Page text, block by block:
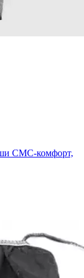
СМС-комфорт,